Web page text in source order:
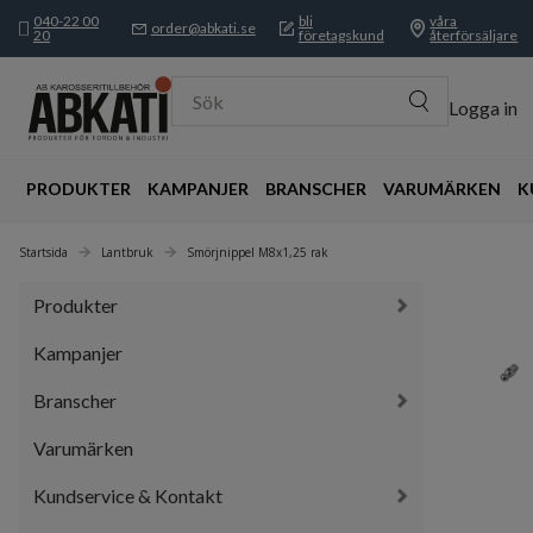
040-22 00
20
order@abkati.se
bli
företagskund
våra
återförsäljare
Sök Logga in
PRODUKTER KAMPANJER BRANSCHER VARUMÄRKEN
Startsida Lantbruk Smörjnippel M8x1,25 rak
Produkter
Kampanjer
Branscher
Varumärken
Kundservice & Kontakt